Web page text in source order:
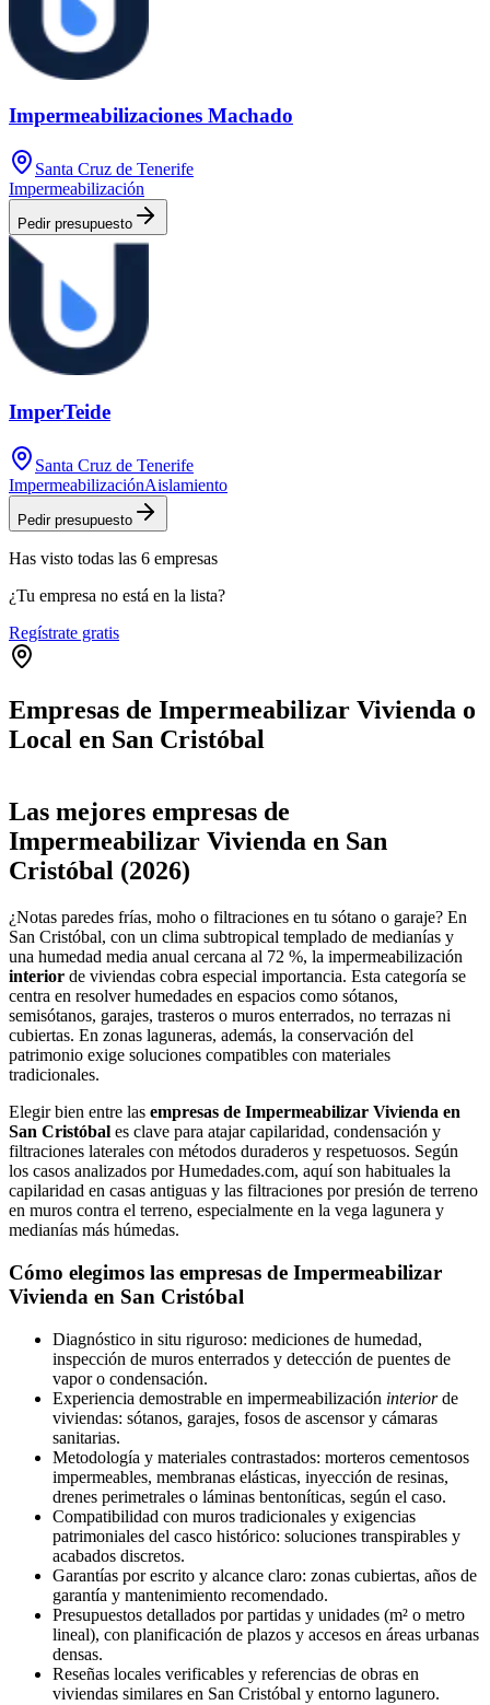
Impermeabilizaciones Machado
Santa Cruz de Tenerife
Impermeabilización
Pedir presupuesto
ImperTeide
Santa Cruz de Tenerife
ImpermeabilizaciónAislamiento
Pedir presupuesto
Has visto todas las 6 empresas
¿Tu empresa no está en la lista?
Regístrate gratis
Empresas de Impermeabilizar Vivienda o
Local en San Cristóbal
+
−
Las mejores empresas de
Impermeabilizar Vivienda en San
Cristóbal (2026)
¿Notas paredes frías, moho o filtraciones en tu sótano o garaje? En
San Cristóbal, con un clima subtropical templado de medianías y
una humedad media anual cercana al 72 %, la impermeabilización
interior de viviendas cobra especial importancia. Esta categoría se
centra en resolver humedades en espacios como sótanos,
semisótanos, garajes, trasteros o muros enterrados, no terrazas ni
cubiertas. En zonas laguneras, además, la conservación del
patrimonio exige soluciones compatibles con materiales
tradicionales.
Elegir bien entre las empresas de Impermeabilizar Vivienda en
San Cristóbal es clave para atajar capilaridad, condensación y
filtraciones laterales con métodos duraderos y respetuosos. Según
los casos analizados por Humedades.com, aquí son habituales la
capilaridad en casas antiguas y las filtraciones por presión de terreno
en muros contra el terreno, especialmente en la vega lagunera y
medianías más húmedas.
Cómo elegimos las empresas de Impermeabilizar
Vivienda en San Cristóbal
Diagnóstico in situ riguroso: mediciones de humedad,
inspección de muros enterrados y detección de puentes de
vapor o condensación.
Experiencia demostrable en impermeabilización interiorde
viviendas: sótanos, garajes, fosos de ascensor y cámaras
sanitarias.
Metodología y materiales contrastados: morteros cementosos
impermeables, membranas elásticas, inyección de resinas,
drenes perimetrales o láminas bentoníticas, según el caso.
Compatibilidad con muros tradicionales y exigencias
patrimoniales del casco histórico: soluciones transpirables y
acabados discretos.
Garantías por escrito y alcance claro: zonas cubiertas, años de
garantía y mantenimiento recomendado.
Presupuestos detallados por partidas y unidades (m² o metro
lineal), con planificación de plazos y accesos en áreas urbanas
densas.
Reseñas locales verificables y referencias de obras en
viviendas similares en San Cristóbal y entorno lagunero.